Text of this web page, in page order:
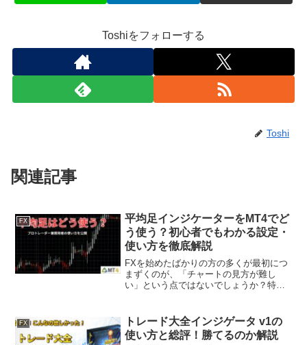
Toshiをフォローする
Toshi
関連記事
FX
平均足インジケーターをMT4でど
う使う？初心者でもわかる設定・
使い方を徹底解説
FXを始めたばかりの方の多くが最初につ
まずくのが、「チャートの見方が難し
い」という点ではないでしょうか？特
くい場面も多くあります。そこで役立つ
のが平均足というインジケータ...
FX
トレード大全インジゲータ v1の
使い方と総評！勝てるのか解説